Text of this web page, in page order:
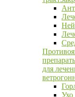
для
Ухо